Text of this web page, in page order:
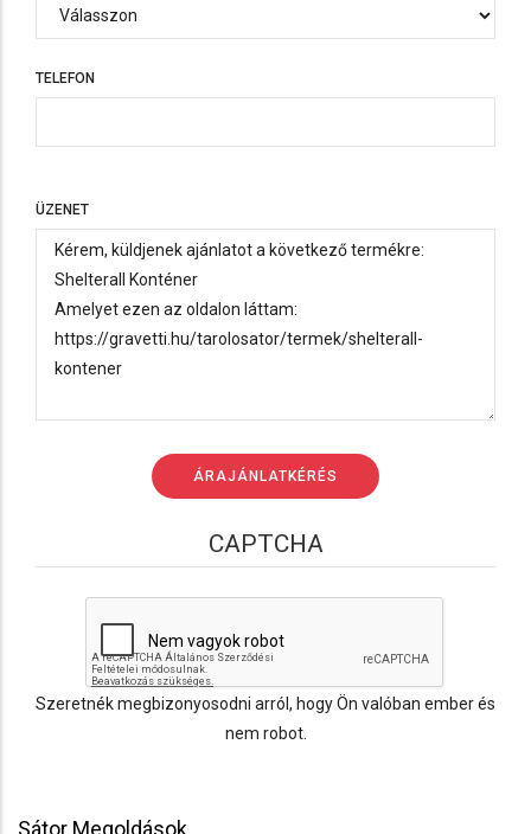
TELEFON
ÜZENET
CAPTCHA
Szeretnék megbizonyosodni arról, hogy Ön valóban ember és
nem robot.
Sátor Megoldások